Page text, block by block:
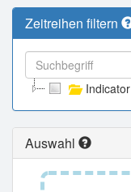
Zeitreihen filtern
Indicator
Auswahl